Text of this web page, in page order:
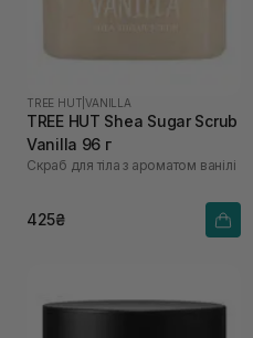
TREE HUT |VANILLA
TREE HUT Shea Sugar Scrub
Vanilla 96 г
Скраб для тіла з ароматом ванілі
425₴